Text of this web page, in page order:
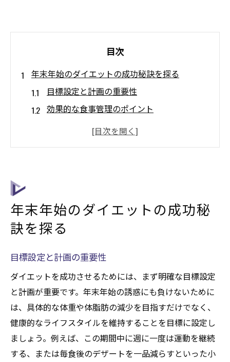
目次
年末年始のダイエットの成功秘訣を探る
目標設定と計画の重要性
効果的な食事管理のポイント
運動習慣を続ける方法
満腹感を得るための食材選び
食事のタイミングと頻度の調整
健康的なおやつの選び方
飲み物でカロリーをコントロール
外食時のダイエットテクニック
ダイエット中でも満足感を得る年末年始の過ご
し方
味わうことの重要性
年末年始のダイエットの成功秘
訣を探る
目標設定と計画の重要性
ダイエットを成功させるためには、まず明確な目標設定
と計画が重要です。年末年始の誘惑にも負けないために
は、具体的な体重や体脂肪の減少を目指すだけでなく、
健康的なライフスタイルを維持することを目標に設定し
ましょう。例えば、この期間中に週に一度は運動を継続
する、または毎食後のデザートを一品減らすといった小